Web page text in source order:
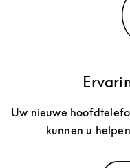
Uw nieuwe
kunnen u